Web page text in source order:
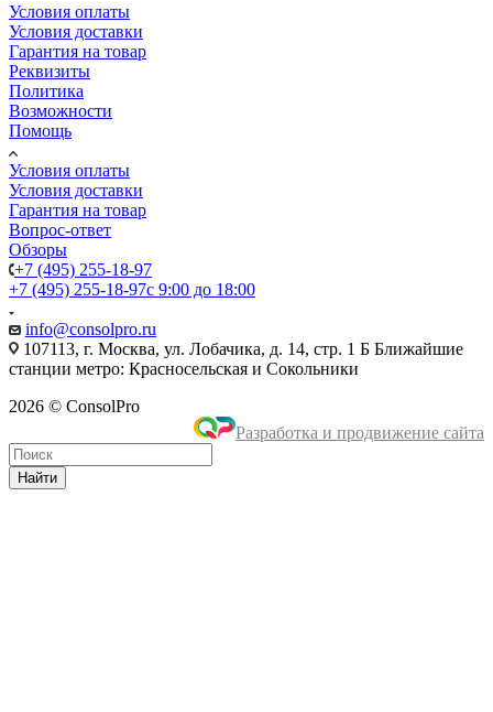
Условия оплаты
Условия доставки
Гарантия на товар
Реквизиты
Политика
Возможности
Помощь
Условия оплаты
Условия доставки
Гарантия на товар
Вопрос-ответ
Обзоры
+7 (495) 255-18-97
+7 (495) 255-18-97с 9:00 до 18:00
info@consolpro.ru
107113, г. Москва, ул. Лобачика, д. 14, стр. 1 Б Ближайшие
станции метро: Красносельская и Сокольники
2026 © ConsolPro
Разработка и продвижение сайта
Найти